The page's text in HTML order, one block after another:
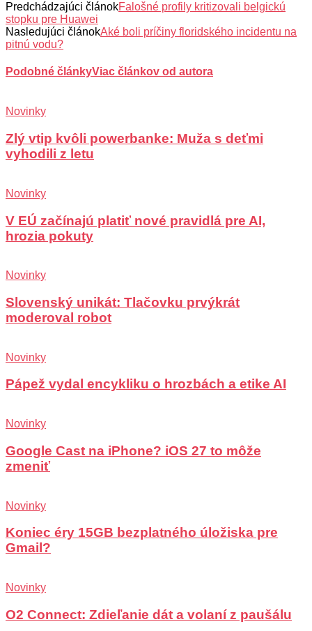
Predchádzajúci článokFalošné profily kritizovali belgickú
stopku pre Huawei
Nasledujúci článokAké boli príčiny floridského incidentu na
pitnú vodu?
Podobné článkyViac článkov od autora
Novinky
Zlý vtip kvôli powerbanke: Muža s deťmi
vyhodili z letu
Novinky
V EÚ začínajú platiť nové pravidlá pre AI,
hrozia pokuty
Novinky
Slovenský unikát: Tlačovku prvýkrát
moderoval robot
Novinky
Pápež vydal encykliku o hrozbách a etike AI
Novinky
Google Cast na iPhone? iOS 27 to môže
zmeniť
Novinky
Koniec éry 15GB bezplatného úložiska pre
Gmail?
Novinky
O2 Connect: Zdieľanie dát a volaní z paušálu